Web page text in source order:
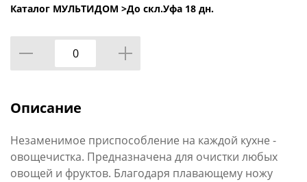
Каталог МУЛЬТИДОМ >До скл.Уфа 18 дн.
Описание
Незаменимое приспособление на каждой кухне -
овощечистка. Предназначена для очистки любых
овощей и фруктов. Благодаря плавающему ножу